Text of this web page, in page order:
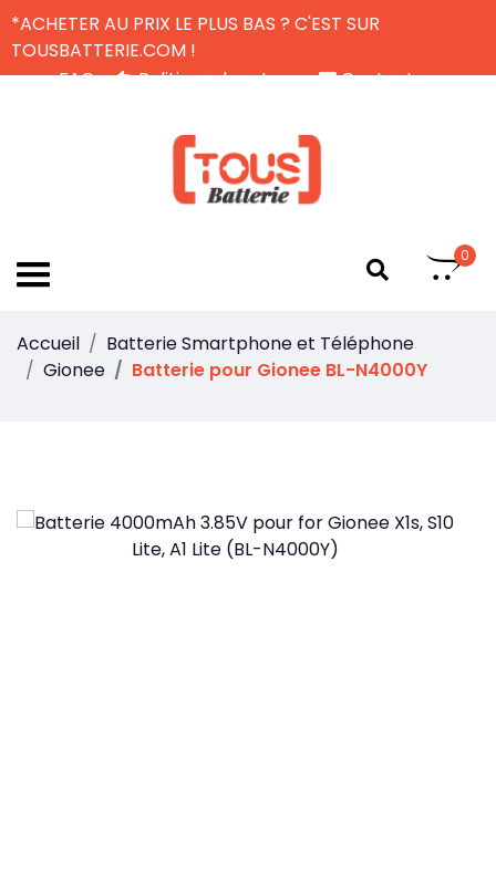
*ACHETER AU PRIX LE PLUS BAS ? C'EST SUR
TOUSBATTERIE.COM !
FAQ
Politique de retour
Contactez-nous
0
Accueil
Batterie Smartphone et Téléphone
Gionee
Batterie pour Gionee BL-N4000Y